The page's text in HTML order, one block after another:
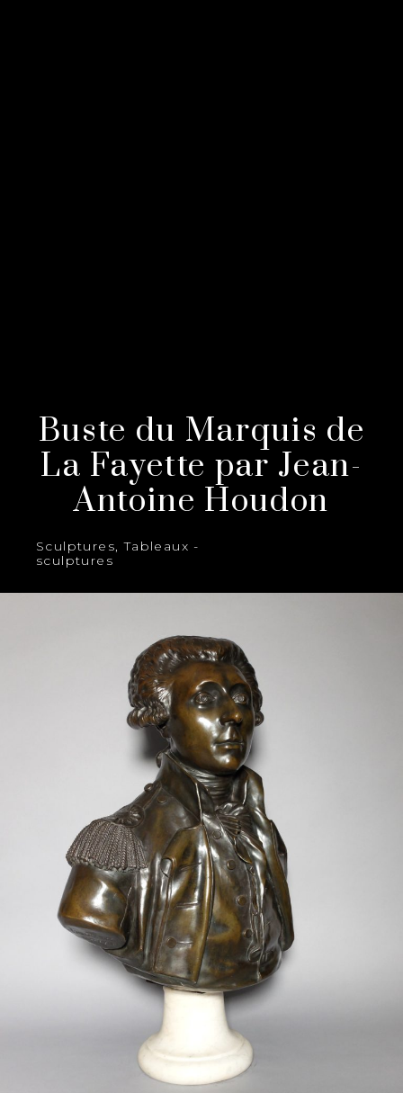
Buste du Marquis de
La Fayette par Jean-
Antoine Houdon
Sculptures,Tableaux -
sculptures